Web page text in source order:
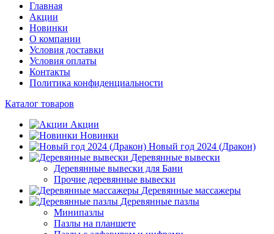
Главная
Акции
Новинки
О компании
Условия доставки
Условия оплаты
Контакты
Политика конфиденциальности
Каталог товаров
Акции
Новинки
Новый год 2024 (Дракон)
Деревянные вывески
Деревянные вывески для Бани
Прочие деревянные вывески
Деревянные массажеры
Деревянные пазлы
Минипазлы
Пазлы на планшете